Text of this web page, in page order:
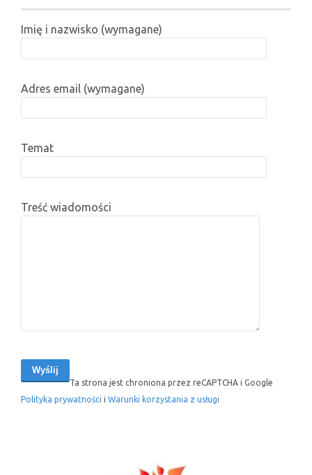
Imię i nazwisko (wymagane)
Adres email (wymagane)
Temat
Treść wiadomości
Ta strona jest chroniona przez reCAPTCHA i Google
Polityka prywatności i Warunki korzystania z usługi